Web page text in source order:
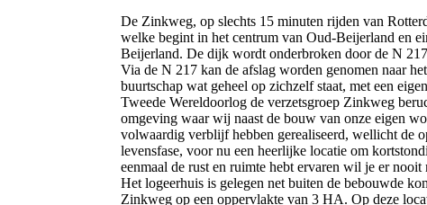
De Zinkweg, op slechts 15 minuten rijden van
welke begint in het centrum van Oud-Beijerland en
Beijerland. De dijk wordt onderbroken door de N
Via de N 217 kan de afslag worden genomen naar
buurtschap wat geheel op zichzelf staat, met een
Tweede Wereldoorlog de verzetsgroep Zinkweg
omgeving waar wij naast de bouw van onze eigen
volwaardig verblijf hebben gerealiseerd, wellicht de
levensfase, voor nu een heerlijke locatie om
eenmaal de rust en ruimte hebt ervaren wil je er nooit
Het logeerhuis is gelegen net buiten de bebouwde
Zinkweg op een oppervlakte van 3 HA. Op deze